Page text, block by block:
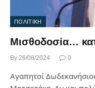
ΠΟΛΙΤΙΚΗ
Μισθοδοσία…
By 26/08/2024 0
Αγαπητοί